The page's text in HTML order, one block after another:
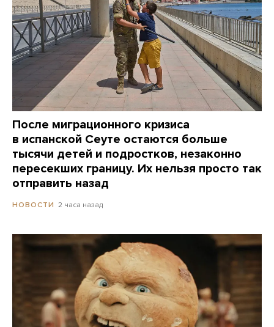
После миграционного кризиса
в испанской Сеуте остаются больше
тысячи детей и подростков, незаконно
пересекших границу. Их нельзя просто так
отправить назад
НОВОСТИ 2 часа назад